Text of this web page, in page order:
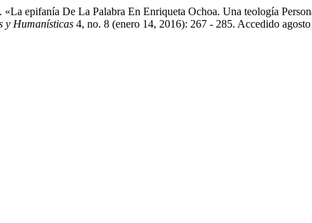
epifanía De La Palabra En Enriqueta Ochoa. Una teología
y Humanísticas 4, no. 8 (enero 14, 2016): 267 - 285. Accedido